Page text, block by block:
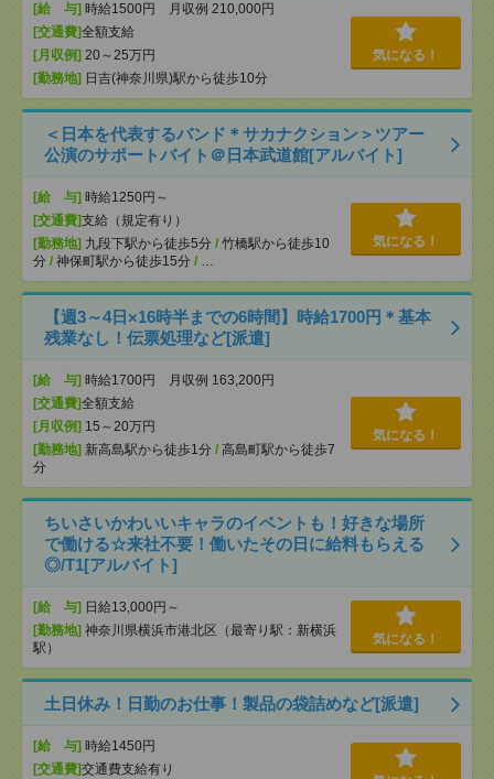
[給 与] 時給1500円 月収例 210,000円
[交通費]全額支給
[月収例] 20～25万円
[勤務地] 日吉(神奈川県)駅から徒歩10分
気になる！
＜日本を代表するバンド＊サカナクション＞ツアー
公演のサポートバイト＠日本武道館[アルバイト]
[給 与] 時給1250円～
[交通費]支給（規定有り）
[勤務地] 九段下駅から徒歩5分 / 竹橋駅から徒歩10
分 / 神保町駅から徒歩15分 / …
気になる！
【週3～4日×16時半までの6時間】時給1700円＊基本
残業なし！伝票処理など[派遣]
[給 与] 時給1700円 月収例 163,200円
[交通費]全額支給
[月収例] 15～20万円
[勤務地] 新高島駅から徒歩1分 / 高島町駅から徒歩7
分
気になる！
ちいさいかわいいキャラのイベントも！好きな場所
で働ける☆来社不要！働いたその日に給料もらえる
◎/T1[アルバイト]
[給 与] 日給13,000円～
[勤務地] 神奈川県横浜市港北区（最寄り駅：新横浜
駅）
気になる！
土日休み！日勤のお仕事！製品の袋詰めなど[派遣]
[給 与] 時給1450円
[交通費]交通費支給有り